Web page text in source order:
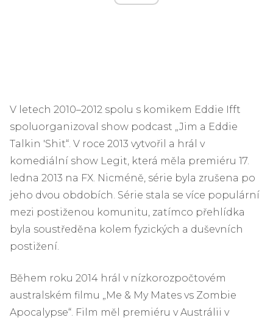
V letech 2010–2012 spolu s komikem Eddie Ifft
spoluorganizoval show podcast „Jim a Eddie
Talkin 'Shit“. V roce 2013 vytvořil a hrál v
komediální show Legit, která měla premiéru 17.
ledna 2013 na FX. Nicméně, série byla zrušena po
jeho dvou obdobích. Série stala se více populární
mezi postiženou komunitu, zatímco přehlídka
byla soustředěna kolem fyzických a duševních
postižení.
Během roku 2014 hrál v nízkorozpočtovém
australském filmu „Me & My Mates vs Zombie
Apocalypse“. Film měl premiéru v Austrálii v